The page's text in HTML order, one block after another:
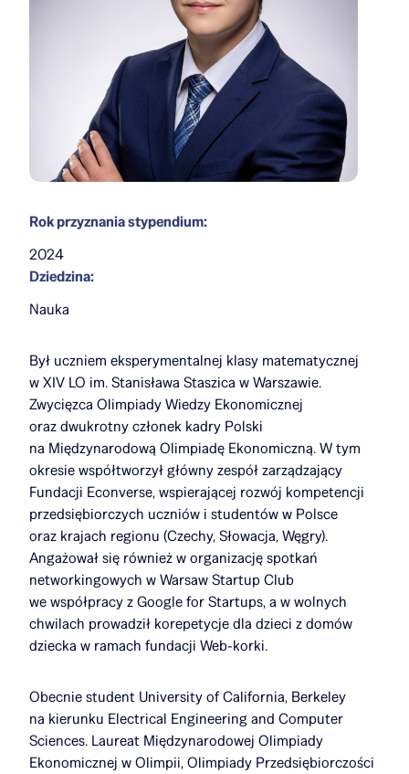
Rok przyznania stypendium:
2024
Dziedzina:
Nauka
Był uczniem eksperymentalnej klasy matematycznej
w XIV LO im. Stanisława Staszica w Warszawie.
Zwycięzca Olimpiady Wiedzy Ekonomicznej
oraz dwukrotny członek kadry Polski
na Międzynarodową Olimpiadę Ekonomiczną. W tym
okresie współtworzył główny zespół zarządzający
Fundacji Econverse, wspierającej rozwój kompetencji
przedsiębiorczych uczniów i studentów w Polsce
oraz krajach regionu (Czechy, Słowacja, Węgry).
Angażował się również w organizację spotkań
networkingowych w Warsaw Startup Club
we współpracy z Google for Startups, a w wolnych
chwilach prowadził korepetycje dla dzieci z domów
dziecka w ramach fundacji Web-korki.
Obecnie student University of California, Berkeley
na kierunku Electrical Engineering and Computer
Sciences. Laureat Międzynarodowej Olimpiady
Ekonomicznej w Olimpii, Olimpiady Przedsiębiorczości